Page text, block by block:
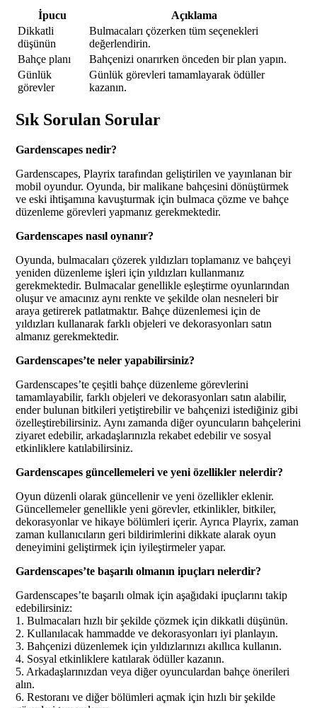
İpucu
Açıklama
Dikkatli
düşünün
Bulmacaları çözerken tüm seçenekleri
değerlendirin.
Bahçe planı
Bahçenizi onarırken önceden bir plan yapın.
Günlük
görevler
Günlük görevleri tamamlayarak ödüller
kazanın.
Sık Sorulan Sorular
Gardenscapes nedir?
Gardenscapes, Playrix tarafından geliştirilen ve yayınlanan bir
mobil oyundur. Oyunda, bir malikane bahçesini dönüştürmek
ve eski ihtişamına kavuşturmak için bulmaca çözme ve bahçe
düzenleme görevleri yapmanız gerekmektedir.
Gardenscapes nasıl oynanır?
Oyunda, bulmacaları çözerek yıldızları toplamanız ve bahçeyi
yeniden düzenleme işleri için yıldızları kullanmanız
gerekmektedir. Bulmacalar genellikle eşleştirme oyunlarından
oluşur ve amacınız aynı renkte ve şekilde olan nesneleri bir
araya getirerek patlatmaktır. Bahçe düzenlemesi için de
yıldızları kullanarak farklı objeleri ve dekorasyonları satın
almanız gerekmektedir.
Gardenscapes’te neler yapabilirsiniz?
Gardenscapes’te çeşitli bahçe düzenleme görevlerini
tamamlayabilir, farklı objeleri ve dekorasyonları satın alabilir,
ender bulunan bitkileri yetiştirebilir ve bahçenizi istediğiniz gibi
özelleştirebilirsiniz. Aynı zamanda diğer oyuncuların bahçelerini
ziyaret edebilir, arkadaşlarınızla rekabet edebilir ve sosyal
etkinliklere katılabilirsiniz.
Gardenscapes güncellemeleri ve yeni özellikler nelerdir?
Oyun düzenli olarak güncellenir ve yeni özellikler eklenir.
Güncellemeler genellikle yeni görevler, etkinlikler, bitkiler,
dekorasyonlar ve hikaye bölümleri içerir. Ayrıca Playrix, zaman
zaman kullanıcıların geri bildirimlerini dikkate alarak oyun
deneyimini geliştirmek için iyileştirmeler yapar.
Gardenscapes’te başarılı olmanın ipuçları nelerdir?
Gardenscapes’te başarılı olmak için aşağıdaki ipuçlarını takip
edebilirsiniz:
1. Bulmacaları hızlı bir şekilde çözmek için dikkatli düşünün.
2. Kullanılacak hammadde ve dekorasyonları iyi planlayın.
3. Bahçenizi düzenlemek için yıldızlarınızı akıllıca kullanın.
4. Sosyal etkinliklere katılarak ödüller kazanın.
5. Arkadaşlarınızdan veya diğer oyunculardan bahçe önerileri
alın.
6. Restoranı ve diğer bölümleri açmak için hızlı bir şekilde